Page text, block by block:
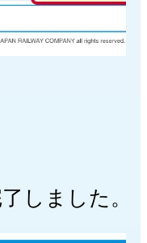
しました。